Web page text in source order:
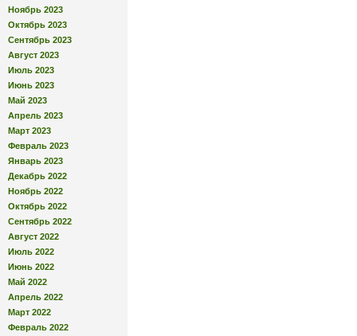
Ноябрь 2023
Октябрь 2023
Сентябрь 2023
Август 2023
Июль 2023
Июнь 2023
Май 2023
Апрель 2023
Март 2023
Февраль 2023
Январь 2023
Декабрь 2022
Ноябрь 2022
Октябрь 2022
Сентябрь 2022
Август 2022
Июль 2022
Июнь 2022
Май 2022
Апрель 2022
Март 2022
Февраль 2022